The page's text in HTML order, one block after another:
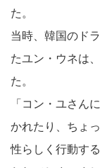
た。
当時、韓国のド
たユン・ウネは
た。
「コン・ユさん
かれたり、ちょ
性らしく行動す